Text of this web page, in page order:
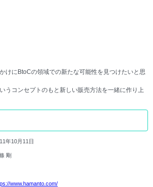
けにBtoCの領域での新たな可能性を見つけたいと思
うコンセプトのもと新しい販売方法を一緒に作り上
年10月11日
剛
www.hamanto.com/